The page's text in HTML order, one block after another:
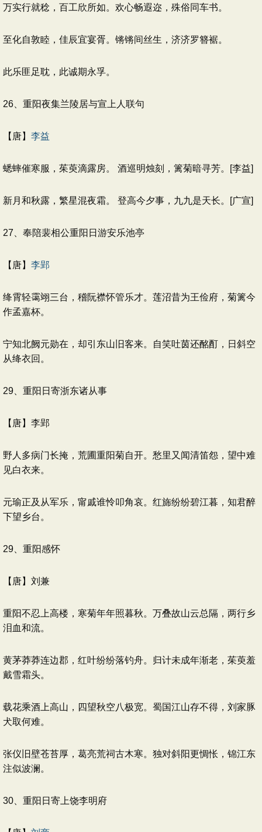
万实行就稔，百工欣所如。欢心畅遐迩，殊俗同车书。
至化自敦睦，佳辰宜宴胥。锵锵间丝生，济济罗簪裾。
此乐匪足耽，此诚期永孚。
26、重阳夜集兰陵居与宣上人联句
【唐】 李益
蟋蟀催寒服，茱萸滴露房。 酒巡明烛刻，篱菊暗寻芳。[李益]
新月和秋露，繁星混夜霜。 登高今夕事，九九是天长。[广宣]
27、奉陪裴相公重阳日游安乐池亭
【唐】 李郢
绛霄轻霭翊三台，稽阮襟怀管乐才。莲沼昔为王俭府，菊篱今
作孟嘉杯。
宁知北阙元勋在，却引东山旧客来。自笑吐茵还酩酊，日斜空
从绛衣回。
29、重阳日寄浙东诸从事
【唐】李郢
野人多病门长掩，荒圃重阳菊自开。愁里又闻清笛怨，望中难
见白衣来。
元瑜正及从军乐，甯戚谁怜叩角哀。红旆纷纷碧江暮，知君醉
下望乡台。
29、重阳感怀
【唐】刘兼
重阳不忍上高楼，寒菊年年照暮秋。万叠故山云总隔，两行乡
泪血和流。
黄茅莽莽连边郡，红叶纷纷落钓舟。归计未成年渐老，茱萸羞
戴雪霜头。
载花乘酒上高山，四望秋空八极宽。蜀国江山存不得，刘家豚
犬取何难。
张仪旧壁苍苔厚，葛亮荒祠古木寒。独对斜阳更惆怅，锦江东
注似波澜。
30、重阳日寄上饶李明府